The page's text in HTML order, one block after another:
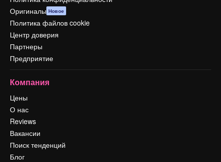
Оригиналы Новое
Политика файлов cookie
Центр доверия
Партнеры
Предприятие
Компания
Цены
О нас
Reviews
Вакансии
Поиск тенденций
Блог